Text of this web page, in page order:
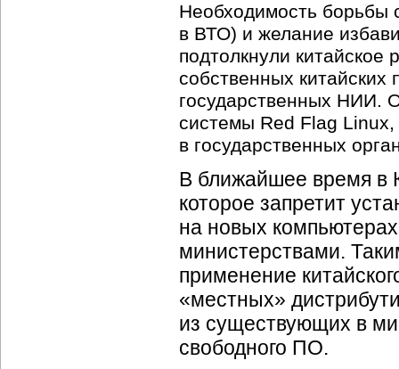
Необходимость борьбы
в ВТО) и желание
подтолкнули китайское
собственных китайских
государственных НИИ.
системы Red Flag Linux,
в государственных
В ближайшее время в
которое запретит
на новых
министерствами.
применение
«местных»
из существующих в
свободного ПО.